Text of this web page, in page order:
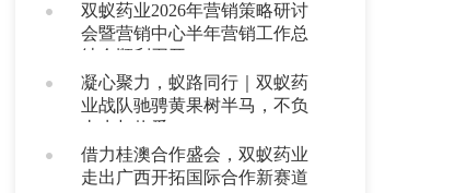
双蚁药业2026年营销策略研讨
会暨营销中心半年营销工作总
结会顺利召开
凝心聚力，蚁路同行｜双蚁药
业战队驰骋黄果树半马，不负
山水与热爱
借力桂澳合作盛会，双蚁药业
走出广西开拓国际合作新赛道